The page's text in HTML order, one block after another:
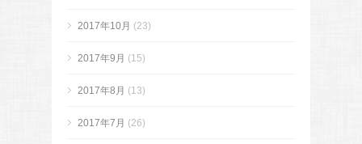
2017年10月 (23)
2017年9月 (15)
2017年8月 (13)
2017年7月 (26)